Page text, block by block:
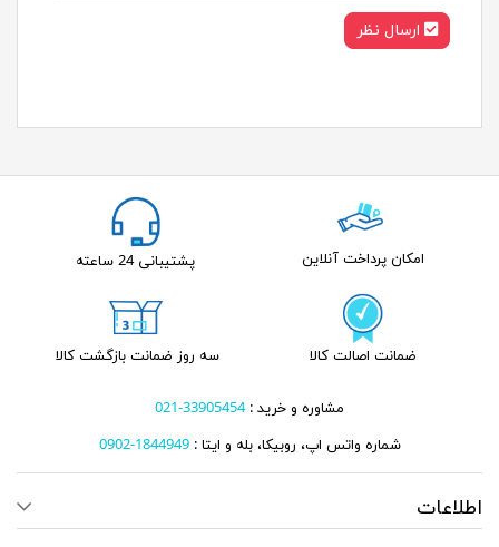
ارسال نظر
امکان پرداخت آنلاین پشتیبانی 24 ساعته
ضمانت اصالت کالا سه روز ضمانت بازگشت کالا
مشاوره و خرید :33905454-021
شماره واتس اپ، روبیکا، بله و ایتا : 1844949-0902
اطلاعات